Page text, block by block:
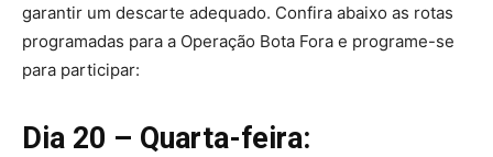
garantir um descarte adequado. Confira abaixo as rotas
programadas para a Operação Bota Fora e programe-se
para participar:
Dia 20 – Quarta-feira: